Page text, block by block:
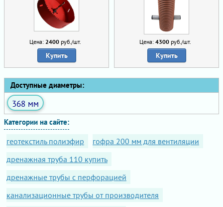
Цена: 2400 руб./шт.
Купить
Цена: 4300 руб./шт.
Купить
Доступные диаметры:
368 мм
Категории на сайте:
геотекстиль полиэфир
гофра 200 мм для вентиляции
дренажная труба 110 купить
дренажные трубы с перфорацией
канализационные трубы от производителя